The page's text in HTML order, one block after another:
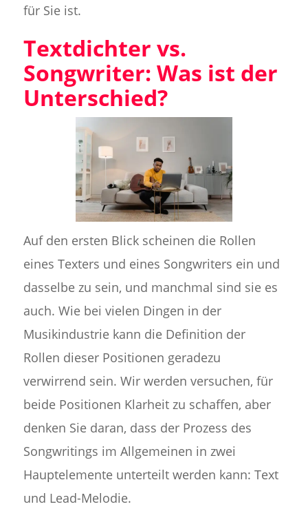
für Sie ist.
Textdichter vs.
Songwriter: Was ist der
Unterschied?
Auf den ersten Blick scheinen die Rollen
eines Texters und eines Songwriters ein und
dasselbe zu sein, und manchmal sind sie es
auch. Wie bei vielen Dingen in der
Musikindustrie kann die Definition der
Rollen dieser Positionen geradezu
verwirrend sein. Wir werden versuchen, für
beide Positionen Klarheit zu schaffen, aber
denken Sie daran, dass der Prozess des
Songwritings im Allgemeinen in zwei
Hauptelemente unterteilt werden kann: Text
und Lead-Melodie.